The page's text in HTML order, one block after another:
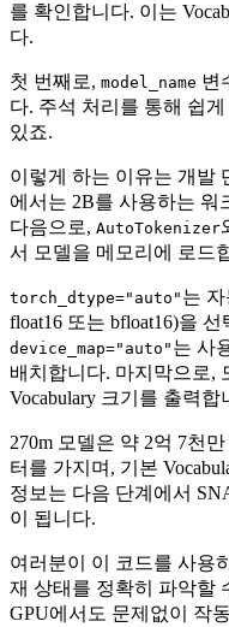
를 확인합니다. 이는
다.
첫 번째로, model_name 변
다. 주석 처리를 통해 쉽
있죠.
이렇게 하는 이유는 개발
에서는 2B를 사용하는 워
다음으로, AutoTokenizer
서 모델을 메모리에 로드
torch_dtype="auto" 는
float16 또는 bfloat16)을
device_map="auto" 는 사
배치합니다. 마지막으로,
Vocabulary 크기를 출력합
270m 모델은 약 2억 7천
터를 가지며, 기본
정보는 다음 단계에서
이 됩니다.
여러분이 이 코드를 사용
재 상태를 정확히 파악할
GPU에서도 문제없이 작